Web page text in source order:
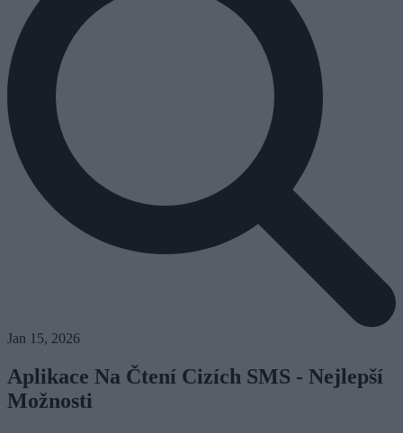
Jan 15, 2026
Aplikace Na Čtení Cizích SMS - Nejlepší
Možnosti